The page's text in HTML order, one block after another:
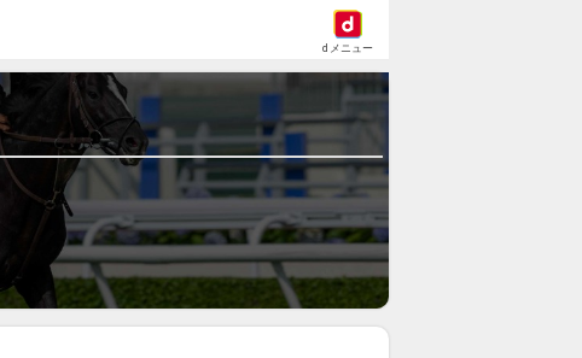
dメニュー